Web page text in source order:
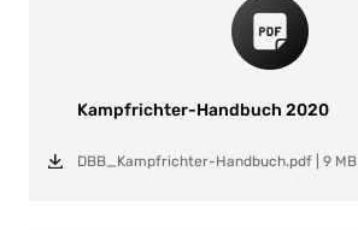
Kampfrichter-Handbuch 2020
DBB_Kampfrichter-Handbuch.pdf 9 MB